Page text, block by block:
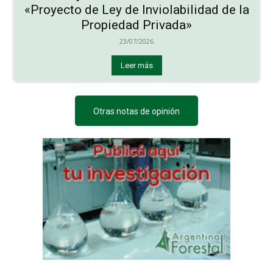
«Proyecto de Ley de Inviolabilidad de la
Propiedad Privada»
23/07/2026
Leer más
Otras notas de opinión